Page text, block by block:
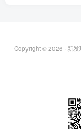
Copyright © 2026 · 新